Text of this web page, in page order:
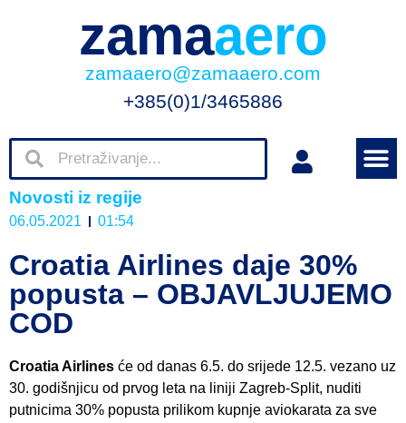
zamaaero
zamaaero@zamaaero.com
+385(0)1/3465886
Novosti iz regije
06.05.2021 01:54
Croatia Airlines daje 30%
popusta – OBJAVLJUJEMO
COD
Croatia Airlines će od danas 6.5. do srijede 12.5. vezano uz
30. godišnjicu od prvog leta na liniji Zagreb-Split, nuditi
putnicima 30% popusta prilikom kupnje aviokarata za sve